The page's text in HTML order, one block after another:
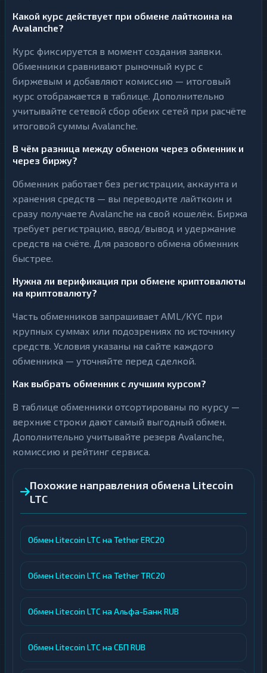
Какой курс действует при обмене лайткоина на
Avalanche?
Курс фиксируется в момент создания заявки.
Обменники сравнивают рыночный курс с
биржевым и добавляют комиссию — итоговый
курс отображается в таблице. Дополнительно
учитывайте сетевой сбор обеих сетей при расчёте
итоговой суммы Avalanche.
В чём разница между обменом через обменник и
через биржу?
Обменник работает без регистрации, аккаунта и
хранения средств — вы переводите лайткоин и
сразу получаете Avalanche на свой кошелёк. Биржа
требует регистрацию, ввод/вывод и удержание
средств на счёте. Для разового обмена обменник
быстрее.
Нужна ли верификация при обмене криптовалюты
на криптовалюту?
Часть обменников запрашивает AML/KYC при
крупных суммах или подозрениях по источнику
средств. Условия указаны на сайте каждого
обменника — уточняйте перед сделкой.
Как выбрать обменник с лучшим курсом?
В таблице обменники отсортированы по курсу —
верхние строки дают самый выгодный обмен.
Дополнительно учитывайте резерв Avalanche,
комиссию и рейтинг сервиса.
Похожие направления обмена Litecoin
LTC
Обмен Litecoin LTC на Tether ERC20
Обмен Litecoin LTC на Tether TRC20
Обмен Litecoin LTC на Альфа-Банк RUB
Обмен Litecoin LTC на СБП RUB